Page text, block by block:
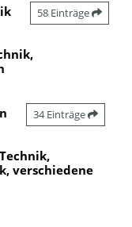
58 Einträge
34 Einträge
verschiedene